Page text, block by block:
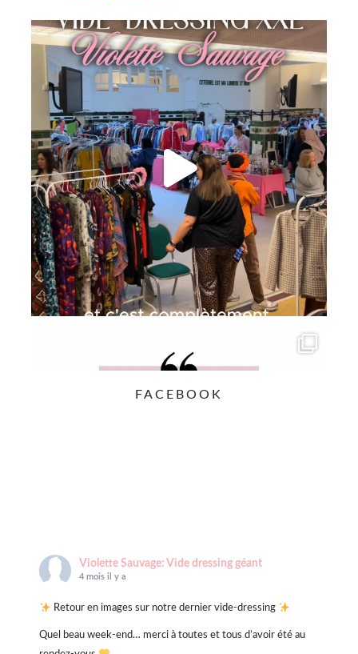
FACEBOOK
Violette Sauvage: Vide dressing géant
4 mois il y a
Retour en images sur notre dernier vide-dressing
Quel beau week-end… merci à toutes et tous d’avoir été au